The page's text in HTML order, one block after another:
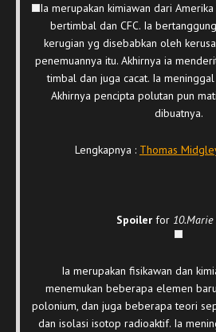
Ia merupakan kimiawan dari
bertimbal dan CFC. Ia
kerugian yg disebabkan oleh
penemuannya itu. Akhirnya ia
timbal dan juga cacat. Ia
Akhirnya pencipta polutan pun
dibuatnya.
Lengkapnya : Thomas
Spoilerfor 10.Marie
Ia merupakan fisikawan dan
menemukan beberapa elemen
polonium, dan juga beberapa teori
dan isolasi isotop radioaktif. Ia